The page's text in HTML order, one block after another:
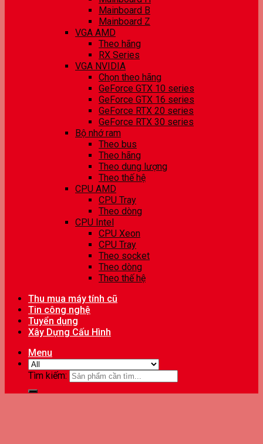
Mainboard B
Mainboard Z
VGA AMD
Theo hãng
RX Series
VGA NVIDIA
Chọn theo hãng
GeForce GTX 10 series
GeForce GTX 16 series
GeForce RTX 20 series
GeForce RTX 30 series
Bộ nhớ ram
Theo bus
Theo hãng
Theo dung lượng
Theo thế hệ
CPU AMD
CPU Tray
Theo dòng
CPU Intel
CPU Xeon
CPU Tray
Theo socket
Theo dòng
Theo thế hệ
Thu mua máy tính cũ
Tin công nghệ
Tuyển dụng
Xây Dựng Cấu Hình
Menu
Tìm kiếm: